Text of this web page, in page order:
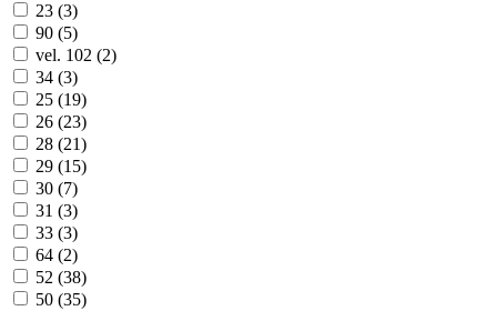
23 (3)
90 (5)
vel. 102 (2)
34 (3)
25 (19)
26 (23)
28 (21)
29 (15)
30 (7)
31 (3)
33 (3)
64 (2)
52 (38)
50 (35)